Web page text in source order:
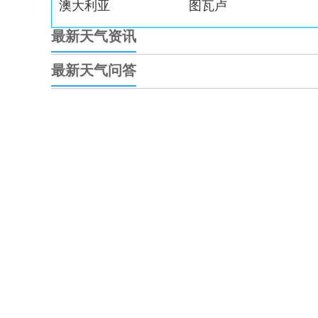
澳大利亚
图瓦卢
最新天气资讯
最新天气问答